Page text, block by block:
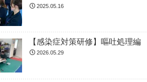
2025.05.16
【感染症対策研修】嘔吐処理編
2026.05.29